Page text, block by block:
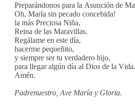
Preparándonos para la Asunción de
Oh, María sin pecado concebida!
la más Preciosa Niña,
Reina de las Maravillas.
Regálame en este día,
hacerme pequeñito,
y siempre ser tu verdadero hijo,
para llegar algún día al Dios de la Vida.
Amén.
Padrenuestro, Ave María y Gloria.